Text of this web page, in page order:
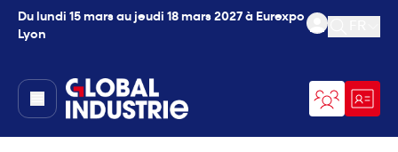
Du lundi 15 mars au jeudi 18 mars 2027 à Eurexpo
Lyon
Ouvrir
page.home